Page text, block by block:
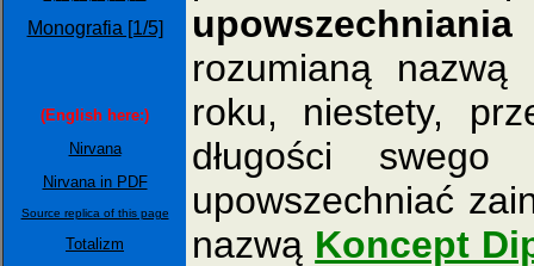
Monografia [1/5]
(English here:)
Nirvana
Nirvana in PDF
Source replica of this page
Totalizm
upowszechniania
rozumianą
roku, niestety,
długości
upowszechniać
nazwą Koncept